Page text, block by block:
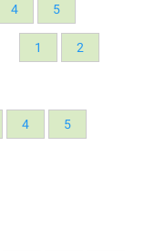
4 5
1 2
4 5